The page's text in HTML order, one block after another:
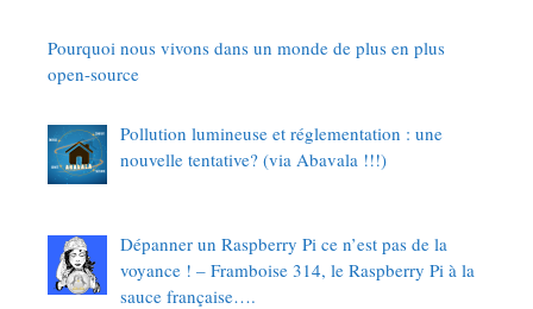
Pourquoi nous vivons dans un monde de plus en plus
open-source
Pollution lumineuse et réglementation : une
nouvelle tentative? (via Abavala !!!)
Dépanner un Raspberry Pi ce n’est pas de la
voyance ! – Framboise 314, le Raspberry Pi à la
sauce française….